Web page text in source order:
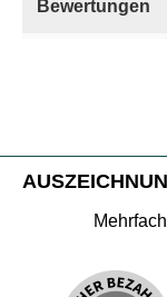
Bewertungen